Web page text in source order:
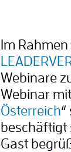
Im
Webinare
Webinar
Österreich“
beschäftigt
Gast